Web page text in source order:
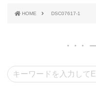
HOME DSC07617-1